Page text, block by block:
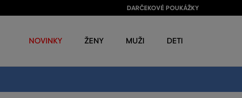
DARČEKOVÉ POUKÁŽKY
NOVINKY ŽENY MUŽI DETI